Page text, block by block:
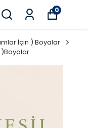
0
İçin ) Boyalar
)Boyalar